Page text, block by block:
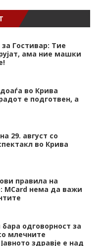
Гостивар: Тие
ама ние машки
во Крива
е подготвен, а
29. август со
во Крива
правила на
MCard нема да важи
одговорност за
млечните
здравје е над